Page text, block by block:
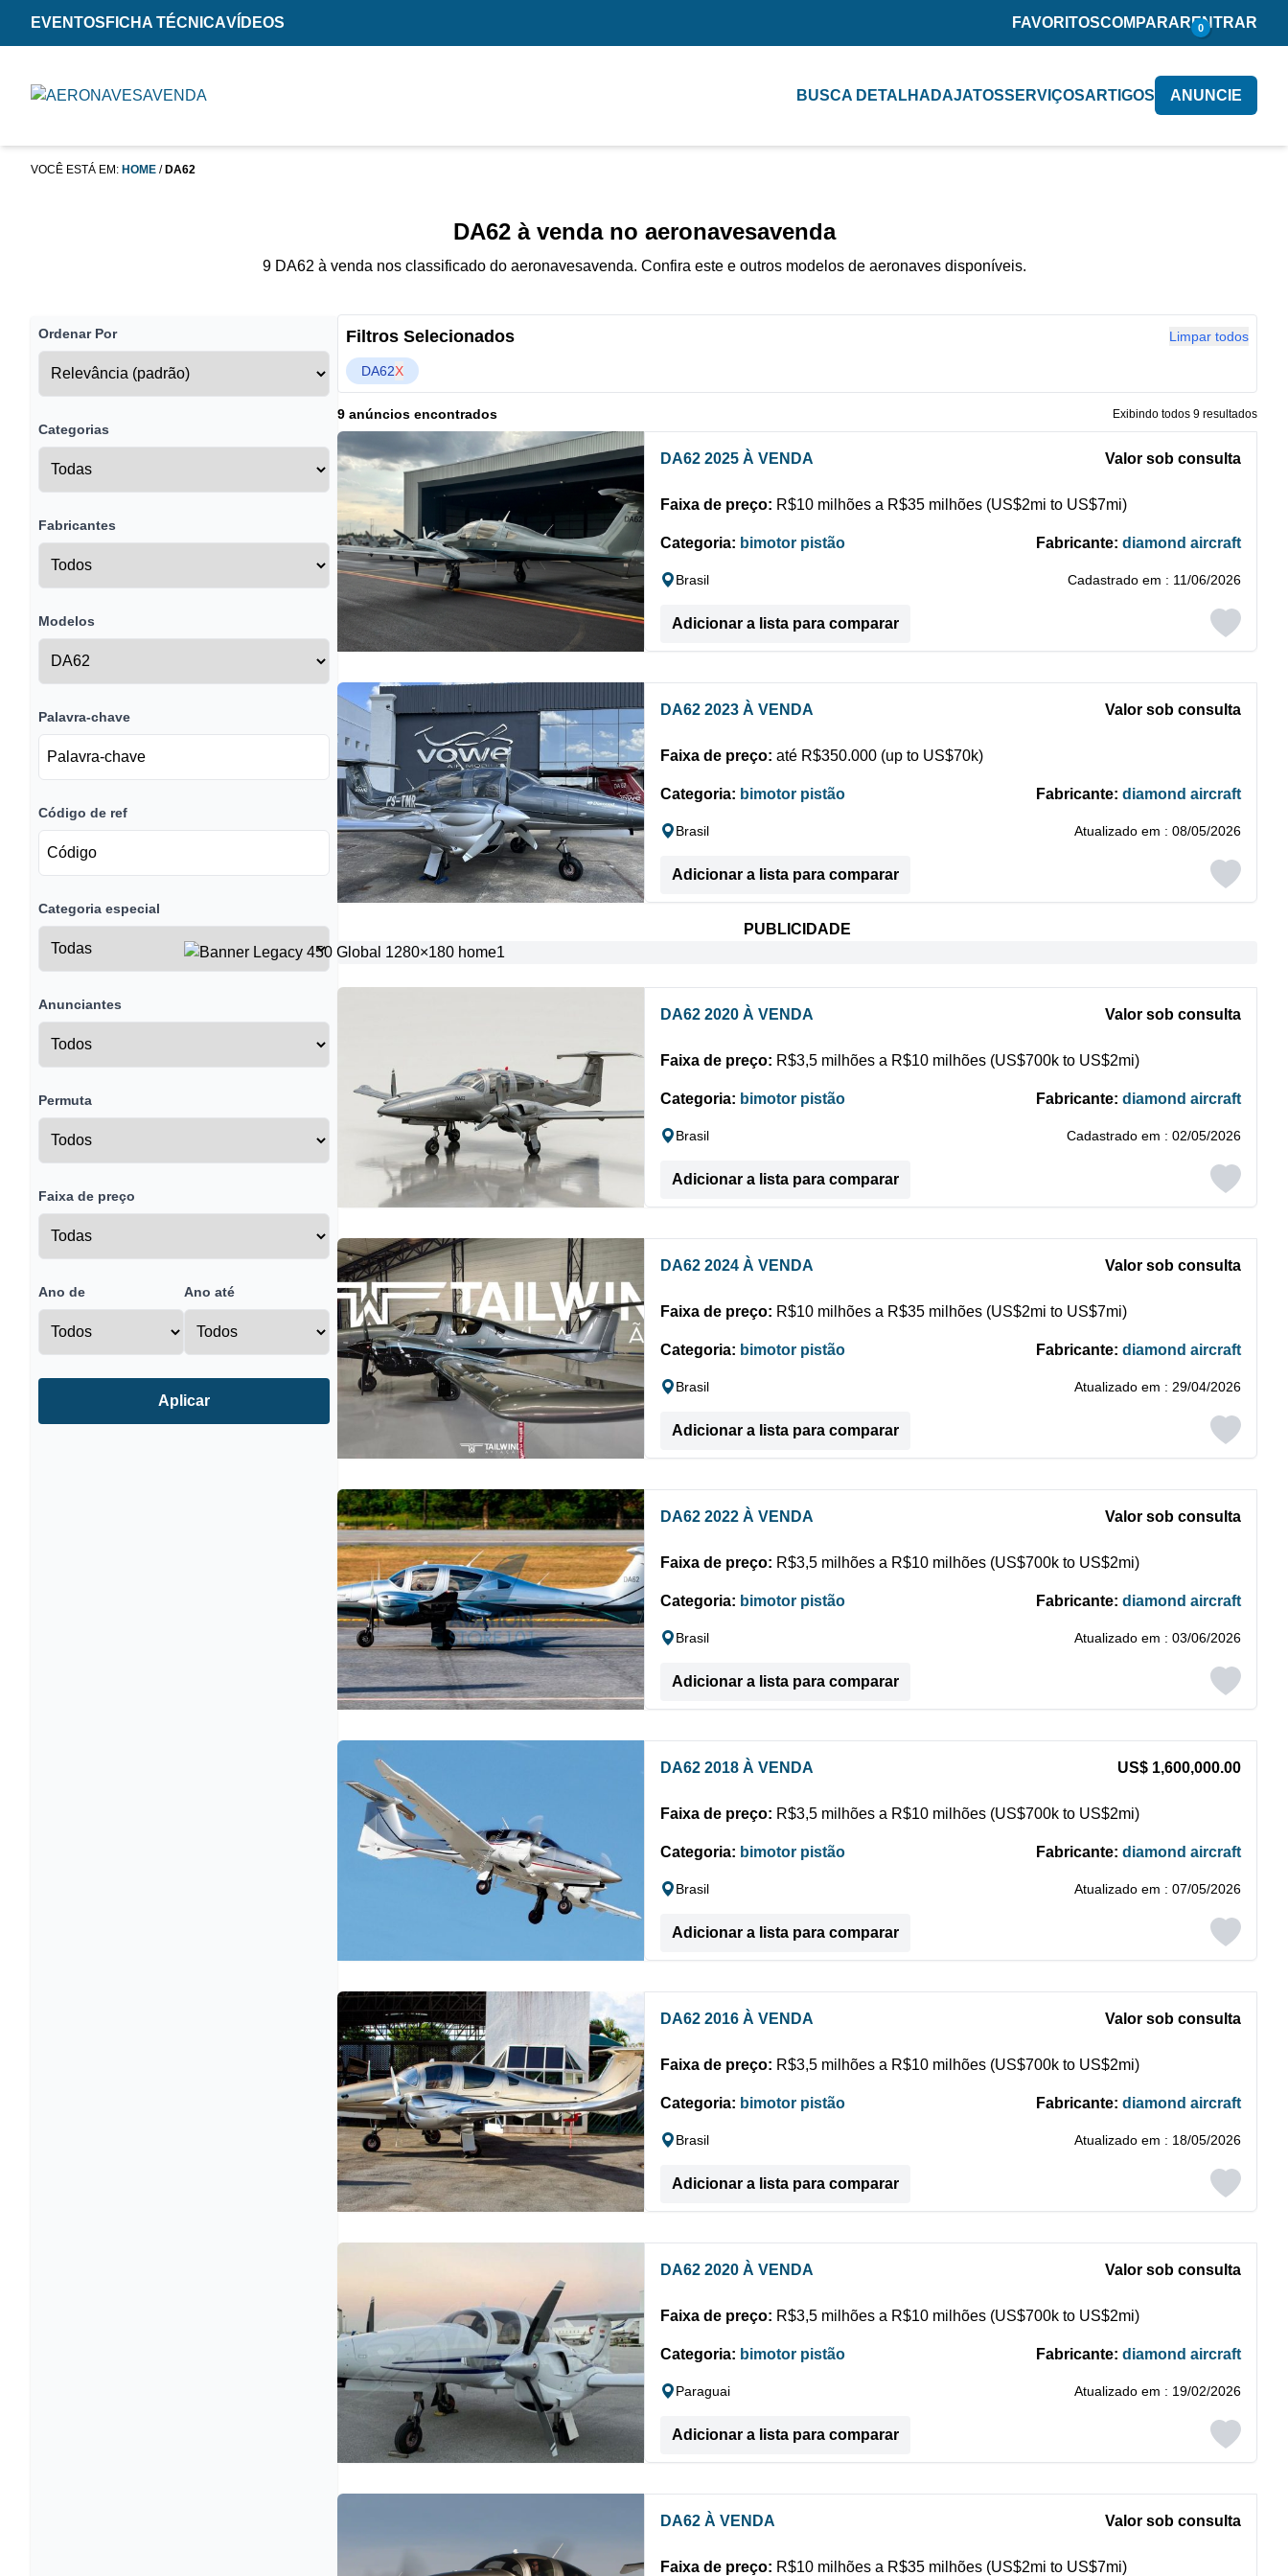
EVENTOS FICHA TÉCNICAVÍDEOS FAVORITOSCOMPARAR 0
ENTRAR
BUSCA DETALHADAJATOSSERVIÇOSARTIGOS ANUNCIE
VOCÊ ESTÁ EM: HOME / DA62
DA62 à venda no aeronavesavenda
9 DA62 à venda nos classificado do aeronavesavenda. Confira este e outros modelos de aeronaves disponíveis.
Ordenar Por
Categorias
Fabricantes
Modelos
Palavra-chave
Código de ref
Categoria especial
Anunciantes
Permuta
Faixa de preço
Ano de Ano até
Aplicar
Filtros Selecionados Limpar todos
DA62X
9 anúncios encontrados Exibindo todos 9 resultados
DA62 2025 À VENDA Valor sob consulta
Faixa de preço: R$10 milhões a R$35 milhões (US$2mi to US$7mi)
Categoria: bimotor pistão Fabricante: diamond aircraft
Brasil Cadastrado em : 11/06/2026
Adicionar a lista para comparar
DA62 2023 À VENDA Valor sob consulta
Faixa de preço: até R$350.000 (up to US$70k)
Categoria: bimotor pistão Fabricante: diamond aircraft
Brasil Atualizado em : 08/05/2026
Adicionar a lista para comparar
PUBLICIDADE
DA62 2020 À VENDA Valor sob consulta
Faixa de preço: R$3,5 milhões a R$10 milhões (US$700k to US$2mi)
Categoria: bimotor pistão Fabricante: diamond aircraft
Brasil Cadastrado em : 02/05/2026
Adicionar a lista para comparar
DA62 2024 À VENDA Valor sob consulta
Faixa de preço: R$10 milhões a R$35 milhões (US$2mi to US$7mi)
Categoria: bimotor pistão Fabricante: diamond aircraft
Brasil Atualizado em : 29/04/2026
Adicionar a lista para comparar
DA62 2022 À VENDA Valor sob consulta
Faixa de preço: R$3,5 milhões a R$10 milhões (US$700k to US$2mi)
Categoria: bimotor pistão Fabricante: diamond aircraft
Brasil Atualizado em : 03/06/2026
Adicionar a lista para comparar
DA62 2018 À VENDA US$ 1,600,000.00
Faixa de preço: R$3,5 milhões a R$10 milhões (US$700k to US$2mi)
Categoria: bimotor pistão Fabricante: diamond aircraft
Brasil Atualizado em : 07/05/2026
Adicionar a lista para comparar
DA62 2016 À VENDA Valor sob consulta
Faixa de preço: R$3,5 milhões a R$10 milhões (US$700k to US$2mi)
Categoria: bimotor pistão Fabricante: diamond aircraft
Brasil Atualizado em : 18/05/2026
Adicionar a lista para comparar
DA62 2020 À VENDA Valor sob consulta
Faixa de preço: R$3,5 milhões a R$10 milhões (US$700k to US$2mi)
Categoria: bimotor pistão Fabricante: diamond aircraft
Paraguai Atualizado em : 19/02/2026
Adicionar a lista para comparar
DA62 À VENDA Valor sob consulta
Faixa de preço: R$10 milhões a R$35 milhões (US$2mi to US$7mi)